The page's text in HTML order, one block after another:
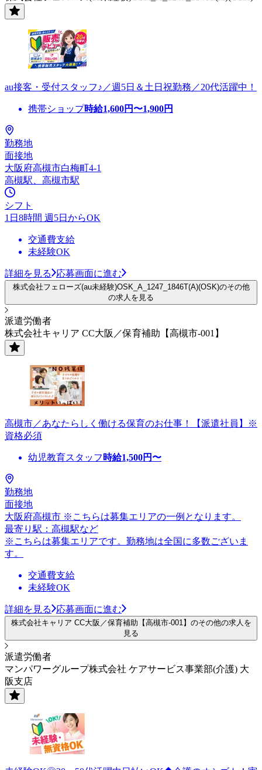
au接客・受付スタッフ♪／週5日＆土日祝勤務／20代活躍中！
携帯ショップ時給1,600円〜1,900円
勤務地
面接地
大阪府高槻市白梅町4-1
高槻駅、高槻市駅
シフト
1日8時間 週5日からOK
交通費支給
未経験OK
詳細を見る 応募画面に進む
株式会社フェローズ(au未経験)OSK_A_1247_1846T(A)(OSK)のその他
の求人を見る
派遣労働者
株式会社キャリア CC大阪／保育補助【高槻市-001】
高槻市／あなたらしく働ける保育のお仕事！【派遣社員】※
資格必須
幼児教育スタッフ 時給1,500円〜
勤務地
面接地
大阪府高槻市 ※こちらは募集エリアの一例となります。
最寄り駅：高槻駅など
※こちらは募集エリアです。勤務地は全国に多数ございま
す。
交通費支給
未経験OK
詳細を見る 応募画面に進む
株式会社キャリア CC大阪／保育補助【高槻市-001】のその他の求人を
見る
派遣労働者
マンパワーグループ株式会社 ケアサービス事業部(介護) 大
阪支店